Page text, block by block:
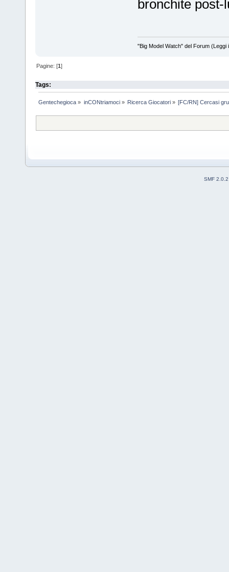
bronchite post-
"Big Model Watch" del Forum
Pagine: [1]
Tags:
Gentechegioca » inCONtriamoci» Ricerca Giocatori» [FC/RN] Cercasi
SMF 2.0.2